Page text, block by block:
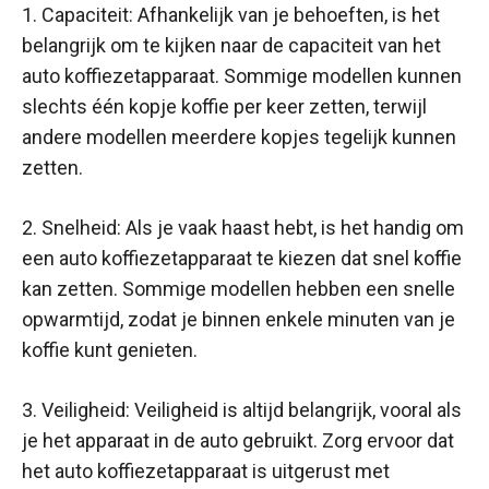
1. Capaciteit: Afhankelijk van je behoeften, is het
belangrijk om te kijken naar de capaciteit van het
auto koffiezetapparaat. Sommige modellen kunnen
slechts één kopje koffie per keer zetten, terwijl
andere modellen meerdere kopjes tegelijk kunnen
zetten.
2. Snelheid: Als je vaak haast hebt, is het handig om
een auto koffiezetapparaat te kiezen dat snel koffie
kan zetten. Sommige modellen hebben een snelle
opwarmtijd, zodat je binnen enkele minuten van je
koffie kunt genieten.
3. Veiligheid: Veiligheid is altijd belangrijk, vooral als
je het apparaat in de auto gebruikt. Zorg ervoor dat
het auto koffiezetapparaat is uitgerust met